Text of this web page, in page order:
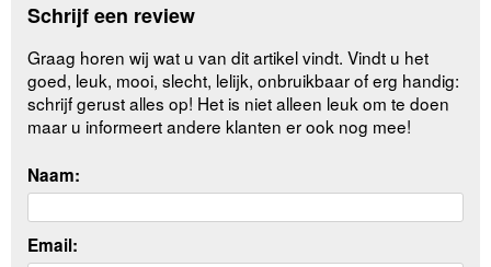
Schrijf een review
Graag horen wij wat u van dit artikel vindt. Vindt u het
goed, leuk, mooi, slecht, lelijk, onbruikbaar of erg handig:
schrijf gerust alles op! Het is niet alleen leuk om te doen
maar u informeert andere klanten er ook nog mee!
Naam:
Email: